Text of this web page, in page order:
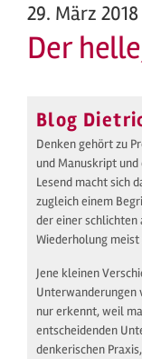
29. März 2018
Der
Blog
Denken gehört zu
und Manuskript
Lesend macht sich
zugleich einem
der einer
Wiederholung
Jene kleinen
Unterwanderungen
nur erkennt, weil
entscheidenden
denkerischen